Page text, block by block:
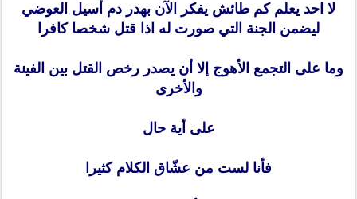
لا احد يعلم كم طائش يفكر الآن بهدر دم أسيل العوضي
ليضمن الجنة التي صورت له اذا قتل شخصا كافرا
وما على التجمع الأهوج إلا أن يصدر رخص القتل بين الفينة
والأخرى
على أية حال
فأنا لست من عشّاق الكلام كثيرا